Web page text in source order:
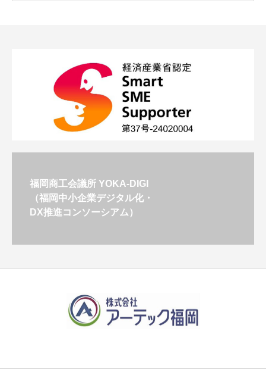
福岡商工会議所 YOKA-DIGI
（福岡中小企業デジタル化・
DX推進コンソーシアム）